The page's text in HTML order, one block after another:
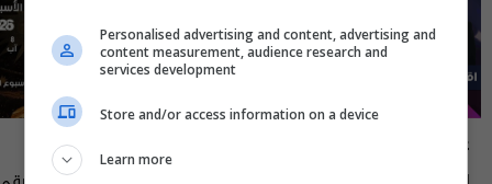
علناً
Personalised advertising and content, advertising and
content measurement, audience research and
services development
Store and/or access information on a device
Learn more